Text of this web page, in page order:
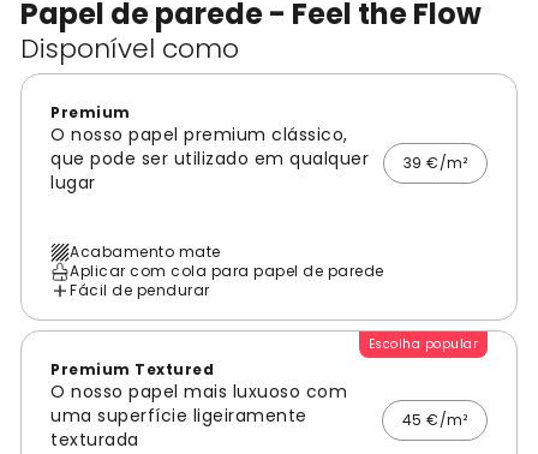
Papel de parede - Feel the Flow
Disponível como
Premium
O nosso papel premium clássico,
que pode ser utilizado em qualquer
lugar
39 €/m²
Acabamento mate
Aplicar com cola para papel de parede
Fácil de pendurar
Escolha popular
Premium Textured
O nosso papel mais luxuoso com
uma superfície ligeiramente
texturada
45 €/m²